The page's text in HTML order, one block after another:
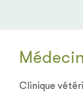
Clinique